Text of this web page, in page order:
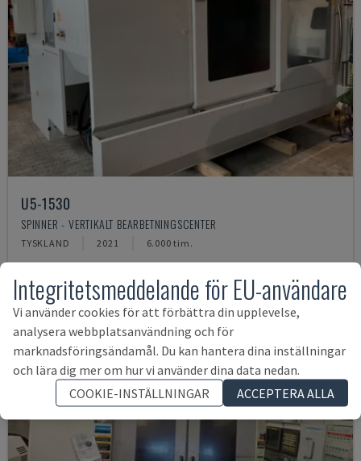
U5-1530
SPINNER - VERTIKALT BEARBETNINGSCENTER
TYSKLAND 2021 6.000 tim.
1 589 359 SEK
Integritetsmeddelande för EU-användare
Vi använder cookies för att förbättra din upplevelse,
analysera webbplatsanvändning och för
marknadsföringsändamål. Du kan hantera dina inställningar
och lära dig mer om hur vi använder dina data nedan.
COOKIE-INSTÄLLNINGAR
ACCEPTERA ALLA